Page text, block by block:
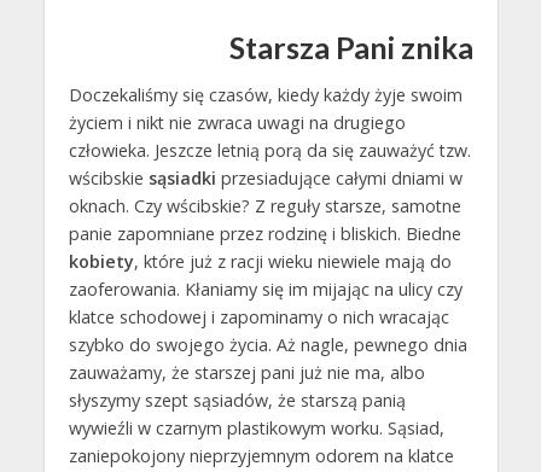
Starsza Pani znika
Doczekaliśmy się czasów, kiedy każdy żyje swoim
życiem i nikt nie zwraca uwagi na drugiego
człowieka. Jeszcze letnią porą da się zauważyć tzw.
wścibskie sąsiadki przesiadujące całymi dniami w
oknach. Czy wścibskie? Z reguły starsze, samotne
panie zapomniane przez rodzinę i bliskich. Biedne
kobiety, które już z racji wieku niewiele mają do
zaoferowania. Kłaniamy się im mijając na ulicy czy
klatce schodowej i zapominamy o nich wracając
szybko do swojego życia. Aż nagle, pewnego dnia
zauważamy, że starszej pani już nie ma, albo
słyszymy szept sąsiadów, że starszą panią
wywieźli w czarnym plastikowym worku. Sąsiad,
zaniepokojony nieprzyjemnym odorem na klatce